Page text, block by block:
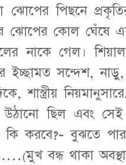
ঝোপের পিছনে
ঝোপের কোল ঘেঁষে এক
নাকে গেল।
ইচ্ছামত সন্দেশ, নাড়ু,
শাস্ত্রীয়
উঠানো ছিল এবং সেই
করবে?- বুঝতে
বন্ধ থাকা